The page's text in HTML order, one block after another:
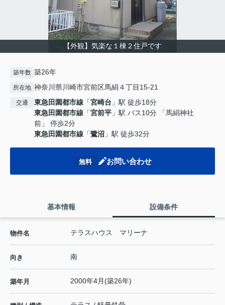
【外観】気楽な１棟２住戸です
築年数 築26年
所在地 神奈川県川崎市宮前区馬絹４丁目15-21
交通 東急田園都市線 「宮崎台 」駅 徒歩18分
東急田園都市線 「宮前平 」駅 バス10分 「馬絹神社
前」 停歩2分
東急田園都市線 「鷺沼 」駅 徒歩32分
無料 お問い合わせ
基本情報 設備条件
物件名 テラスハウス マリーナ
向き 南
築年月 2000年4月(築26年)